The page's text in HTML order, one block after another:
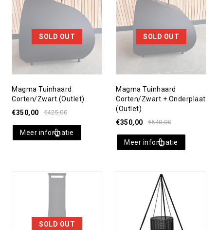
SOLD OUT
Magma Tuinhaard
Corten/zwart (outlet)
€425,00
€350,00
Meer informatie
SOLD OUT
Magma Tuinhaard
Corten/zwart + Onderplaat
(outlet)
€540,00
€350,00
Meer informatie
SOLD OUT